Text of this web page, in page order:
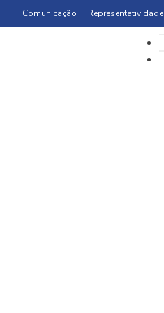
Comunicação Representatividade